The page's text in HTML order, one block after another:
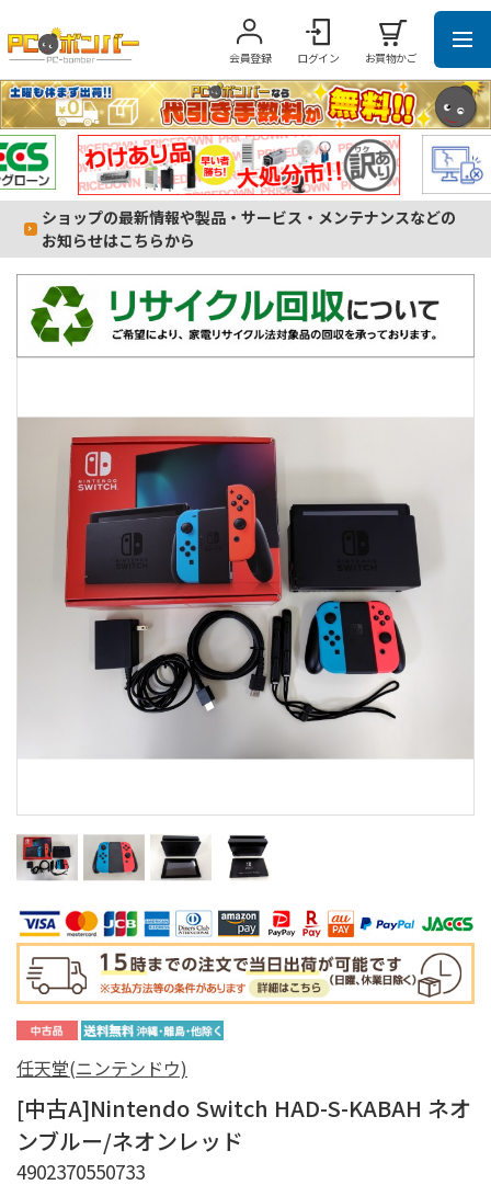
会員登録 ログイン お買物かご
ショップの最新情報や製品・サービス・メンテナンスなどの
お知らせはこちらから
任天堂(ニンテンドウ)
[中古A]Nintendo Switch HAD-S-KABAH ネオ
ンブルー/ネオンレッド
4902370550733